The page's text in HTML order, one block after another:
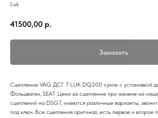
Luk
41500,00 р.
Заказать
Сцепление VAG ДСГ 7 LUK DQ200 сухое с установкой
Фольцваген, SEAT Цена за сцепление при замене на
сцеплений на DSG7, имеются различные варианты,
под ключ. Все сцепления оригинал, есть первое и второе